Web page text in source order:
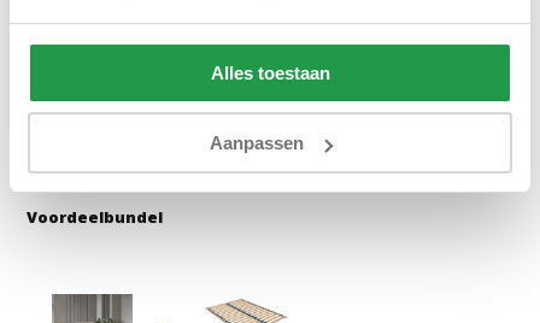
Alles toestaan
Aanpassen
Voordeelbundel